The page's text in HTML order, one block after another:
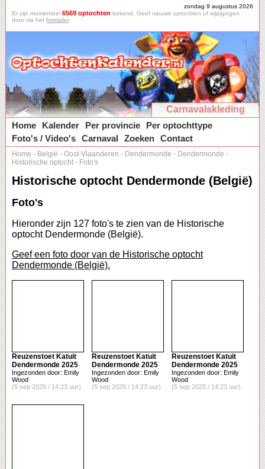
zondag 9 augustus 2026
Er zijn momenteel 6569 optochten bekend. Geef nieuwe optochten of wijzigingen
door via het formulier.
Carnavalskleding
Home
Kalender Per provincie
Per optochttype
Foto's / Video's Carnaval Zoeken Contact
Home - België - Oost-Vlaanderen - Dendermonde - Dendermonde -
Historische optocht - Foto's
Historische optocht Dendermonde (België)
Foto's
Hieronder zijn 127 foto's te zien van de Historische
optocht Dendermonde (België).
Geef een foto door van de Historische optocht
Dendermonde (België).
Reuzenstoet Katuit
Dendermonde 2025
Ingezonden door: Emily
Wood
(5 sep 2025 / 14:23 uur)
Reuzenstoet Katuit
Dendermonde 2025
Ingezonden door: Emily
Wood
(5 sep 2025 / 14:23 uur)
Reuzenstoet Katuit
Dendermonde 2025
Ingezonden door: Emily
Wood
(5 sep 2025 / 14:23 uur)